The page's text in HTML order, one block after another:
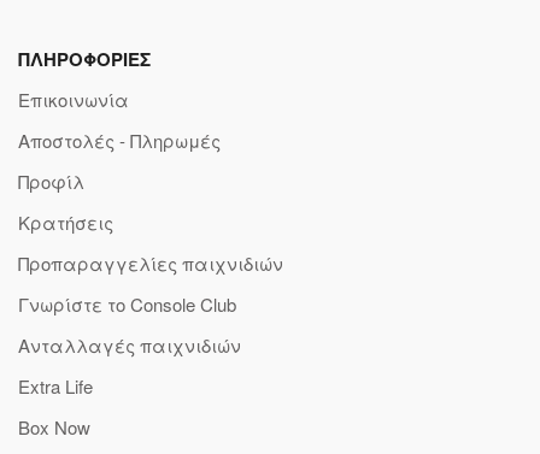
ΠΛΗΡΟΦΟΡΙΕΣ
Επικοινωνία
Αποστολές - Πληρωμές
Προφίλ
Κρατήσεις
Προπαραγγελίες παιχνιδιών
Γνωρίστε το Console Club
Ανταλλαγές παιχνιδιών
Extra Life
Box Now